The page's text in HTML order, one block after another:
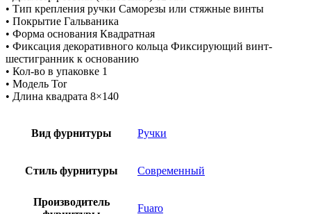
• Тип крепления ручки Саморезы или стяжные винты
• Покрытие Гальваника
• Форма основания Квадратная
• Фиксация декоративного кольца Фиксирующий винт-
шестигранник к основанию
• Кол-во в упаковке 1
• Модель Tor
• Длина квадрата 8×140
Вид фурнитуры Ручки
Стиль фурнитуры Современный
Производитель
Fuaro